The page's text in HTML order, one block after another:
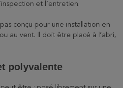
et l’entretien.
conçu pour une installation en
au vent. Il doit être placé à l’abri,
polyvalente